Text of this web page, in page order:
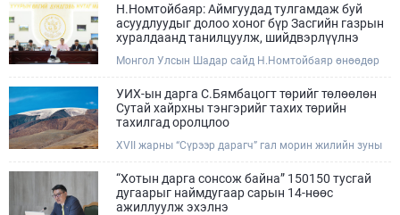
Н.Номтойбаяр: Аймгуудад тулгамдаж буй
асуудлуудыг долоо хоног бүр Засгийн газрын
хуралдаанд танилцуулж, шийдвэрлүүлнэ
Монгол Улсын Шадар сайд Н.Номтойбаяр өнөөдөр
сайдын 10 дугаар албан даалгавар, Улсын Онцгой
комиссын даргын 3 дугаар тушаалын хүрээнд
Өмнөговь аймагт байгаль орчин, уул уурхайн 358
зөрчил илрүүлж, 200 гаруйг нь арилгуулаад байна.
УИХ-ын дарга С.Бямбацогт төрийг төлөөлөн
Сутай хайрхны тэнгэрийг тахих төрийн
тахилгад оролцлоо
XVII жарны “Сүрээр дарагч” гал морин жилийн зуны
өдөр /2026.08.06/ Сутай хайрхны тэнгэрийг тайх
төрийн тахилга боллоо.
“Хотын дарга сонсож байна” 150150 тусгай
дугаарыг наймдугаар сарын 14-нөөс
ажиллуулж эхэлнэ